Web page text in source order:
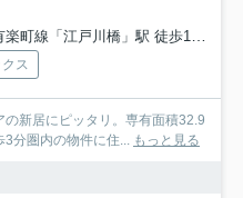
楽町線「江戸川橋」駅 徒歩13分
ス
の新居にピッタリ。専有面積32.9
分圏内の物件に住...
もっと見る